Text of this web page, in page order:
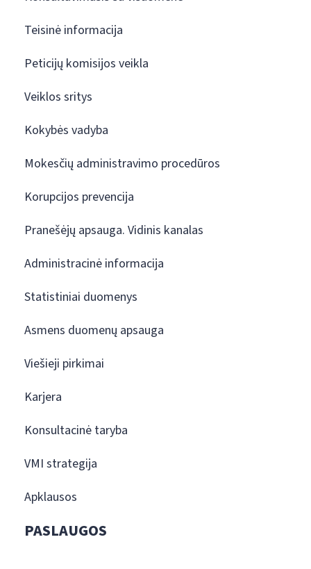
Teisinė informacija
Peticijų komisijos veikla
Veiklos sritys
Kokybės vadyba
Mokesčių administravimo procedūros
Korupcijos prevencija
Pranešėjų apsauga. Vidinis kanalas
Administracinė informacija
Statistiniai duomenys
Asmens duomenų apsauga
Viešieji pirkimai
Karjera
Konsultacinė taryba
VMI strategija
Apklausos
PASLAUGOS